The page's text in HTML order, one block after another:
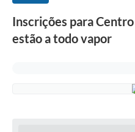
Editais
Inscrições para
estão a todo vapor